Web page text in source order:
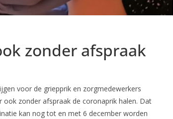
zonder afspraak
voor de griepprik en zorgmedewerkers
ook zonder afspraak de coronaprik halen. Dat
kan nog tot en met 6 december worden